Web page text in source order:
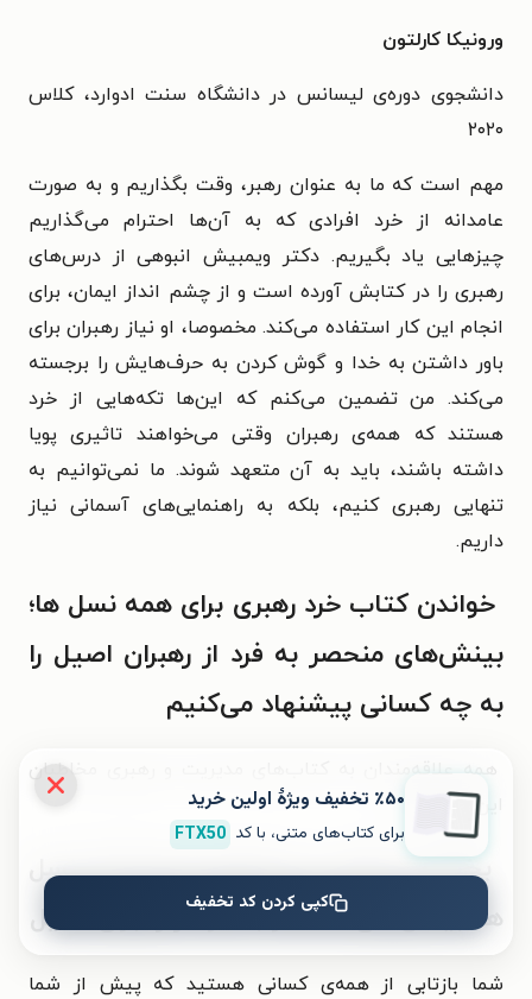
ورونیکا کارلتون
دانشجوی دوره‌ی لیسانس در دانشگاه سنت ادوارد، کلاس
۲۰۲۰
مهم است که ما به عنوان رهبر، وقت بگذاریم و به صورت
عامدانه از خرد افرادی که به آن‌ها احترام می‌گذاریم
چیزهایی یاد بگیریم. دکتر ویمبیش انبوهی از درس‌های
رهبری را در کتابش آورده است و از چشم انداز ایمان، برای
انجام این کار استفاده می‌کند. مخصوصا، او نیاز رهبران برای
باور داشتن به خدا و گوش کردن به حرف‌هایش را برجسته
می‌کند. من تضمین می‌کنم که این‌ها تکه‌هایی از خرد
هستند که همه‌ی رهبران وقتی می‌خواهند تاثیری پویا
داشته باشند، باید به آن متعهد شوند. ما نمی‌توانیم به
تنهایی رهبری کنیم، بلکه به راهنمایی‌های آسمانی نیاز
داریم.
خواندن کتاب خرد رهبری برای همه نسل ها؛
بینش‌های منحصر به فرد از رهبران اصیل را
به چه کسانی پیشنهاد می‌کنیم
همه علاقه‌مندان به کتاب‌های مدیریت و رهبری مخاطبان
این کتاب‌اند.
بخشی از کتابخرد رهبری برای همه نسل
ها؛ بینش‌های منحصر به فرد از رهبران اصیل
شما بازتابی از همه‌ی کسانی هستید که پیش از شما
٪۵۰ تخفیف ویژۀ اولین خرید
برای کتاب‌های متنی، با کد FTX50
کپی کردن کد تخفیف